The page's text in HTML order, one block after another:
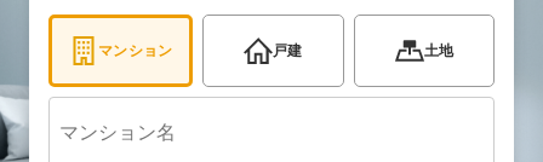
マンション 戸建 土地